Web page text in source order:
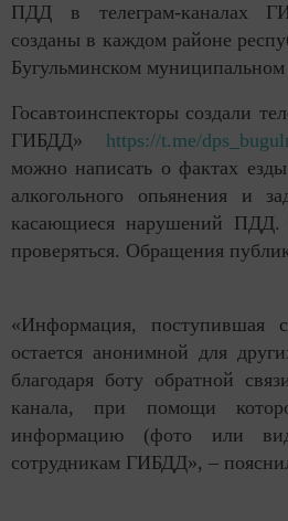
ПДД в телеграм-каналах
созданы в каждом районе
Бугульминском муниципальном
Госавтоинспекторы создали
ГИБДД» https://t.me/
можно написать о фактах
алкогольного опьянения и
касающиеся нарушений ПДД.
проверяться. Обращения
«Информация, поступившая
остается анонимной для
благодаря боту обратной
канала, при помощи
информацию (фото или
сотрудникам ГИБДД», –